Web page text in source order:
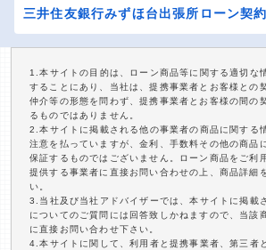
三井住友銀行みずほ台出張所ローン契
1.本サイトの目的は、ローン商品等に関する適切な
することにあり、当社は、提携事業者とお客様との
仲介等の形態を問わず、提携事業者とお客様の間の
るものではありません。
2.本サイトに掲載される他の事業者の商品に関する
注意を払っていますが、金利、手数料その他の商品
保証するものではございません。ローン商品をご利
提供する事業者に直接お問い合わせの上、商品詳細
い。
3.当社及び当社アドバイザーでは、本サイトに掲載
についてのご質問には回答致しかねますので、当該
に直接お問い合わせ下さい。
4.本サイトに関して、利用者と提携事業者、第三者